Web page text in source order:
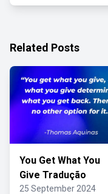
Related Posts
You Get What You
Give Tradução
25 September 2024